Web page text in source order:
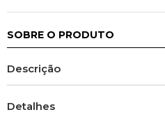
SOBRE O PRODUTO
Descrição
Detalhes